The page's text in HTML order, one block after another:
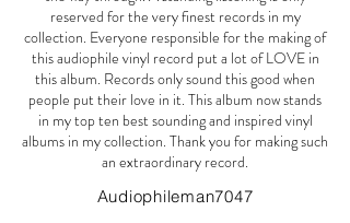
reserved for the very finest records in my
collection. Everyone responsible for the making of
this audiophile vinyl record put a lot of LOVE in
this album. Records only sound this good when
people put their love in it. This album now stands
in my top ten best sounding and inspired vinyl
albums in my collection. Thank you for making such
an extraordinary record.
Audiophileman7047